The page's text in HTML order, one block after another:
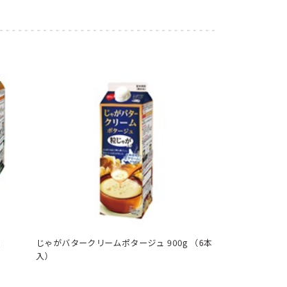
じゃがバタークリームポタージュ 900g （6本
入）